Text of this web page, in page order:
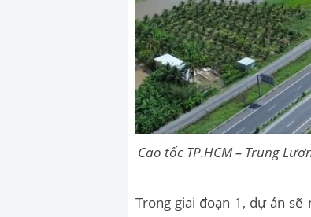
Cao tốc TP.HCM – Trung
Trong giai đoạn 1, dự án